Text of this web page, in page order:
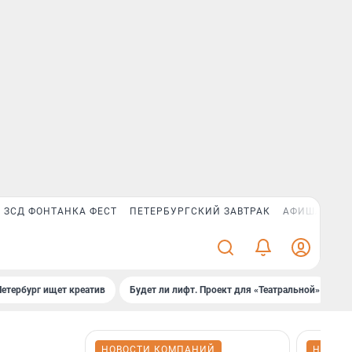
ЗСД ФОНТАНКА ФЕСТ ПЕТЕРБУРГСКИЙ ЗАВТРАК АФИША PLUS
ищет креатив Будет ли лифт. Проект для «Театральной»
НОВОСТИ КОМПАНИЙ